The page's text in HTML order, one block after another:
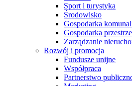
Sport i turystyka
Środowisko
Gospodarka
Gospodarka
Zarządzanie
Rozwój i promocja
Fundusze unijne
Współpraca
Partnerstwo